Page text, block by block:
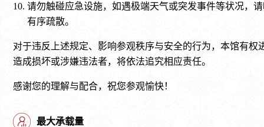
请勿触碰应急设施，如遇极端天气或突发事件等状况，
有序疏散。
对于违反上述规定、影响参观秩序与安全的行为，本馆有权
造成损坏或涉嫌违法者，将依法追究相应责任。
感谢您的理解与配合，祝您参观愉快！
最大承载量